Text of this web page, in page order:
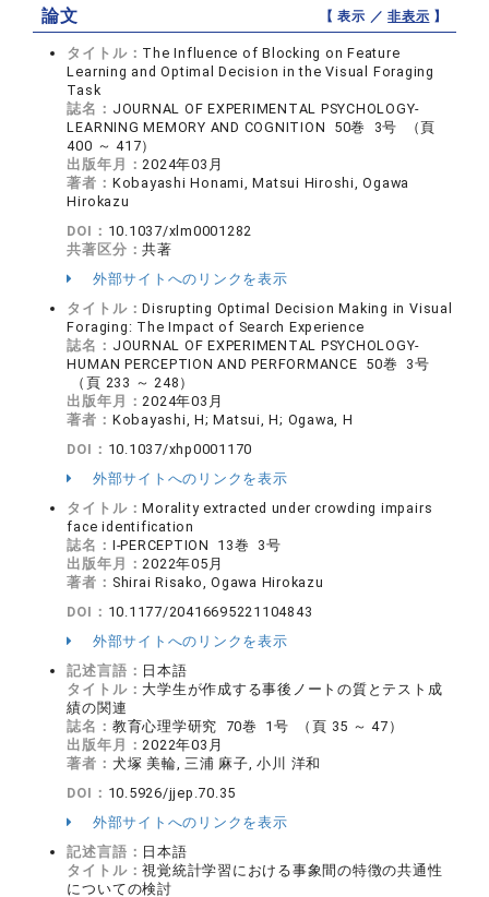
論文 【 表示 ／非表示 】
タイトル： The Influence of Blocking on Feature
Learning and Optimal Decision in the Visual Foraging
Task
誌名： JOURNAL OF EXPERIMENTAL PSYCHOLOGY-
LEARNING MEMORY AND COGNITION 50巻 3号 （頁
400 ～ 417）
出版年月：2024年03月
著者： Kobayashi Honami, Matsui Hiroshi, Ogawa
Hirokazu
DOI： 10.1037/xlm0001282
共著区分：共著
外部サイトへのリンクを表示
タイトル：Disrupting Optimal Decision Making in Visual
Foraging: The Impact of Search Experience
誌名： JOURNAL OF EXPERIMENTAL PSYCHOLOGY-
HUMAN PERCEPTION AND PERFORMANCE 50巻 3号
（頁 233 ～ 248）
出版年月：2024年03月
著者： Kobayashi, H; Matsui, H; Ogawa, H
DOI： 10.1037/xhp0001170
外部サイトへのリンクを表示
タイトル：Morality extracted under crowding impairs
face identification
誌名： I-PERCEPTION 13巻 3号
出版年月：2022年05月
著者： Shirai Risako, Ogawa Hirokazu
DOI： 10.1177/20416695221104843
外部サイトへのリンクを表示
記述言語： 日本語
タイトル： 大学生が作成する事後ノートの質とテスト成
績の関連
誌名： 教育心理学研究 70巻 1号 （頁 35 ～ 47）
出版年月：2022年03月
著者： 犬塚 美輪, 三浦 麻子, 小川 洋和
DOI： 10.5926/jjep.70.35
外部サイトへのリンクを表示
記述言語： 日本語
タイトル：視覚統計学習における事象間の特徴の共通性
についての検討